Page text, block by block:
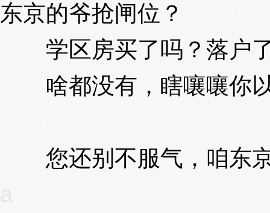
东京的爷抢闸位？
学区房买了吗？落户
啥都没有，瞎嚷嚷你以
您还别不服气，咱东京